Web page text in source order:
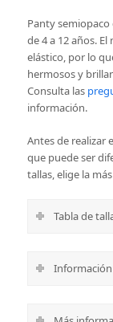
Panty semiopaco
de 4 a 12 años.
elástico, por lo
hermosos y
Consulta las
información.
Antes de realizar
que puede ser
tallas, elige la
Tabla de